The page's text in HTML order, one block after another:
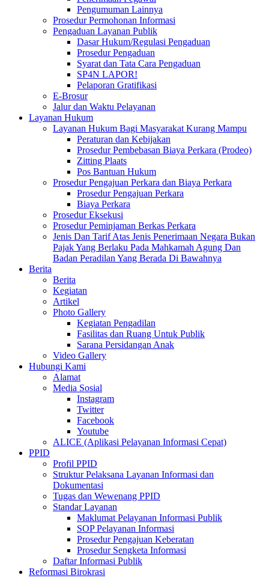
Pengumuman Lainnya
Prosedur Permohonan Informasi
Pengaduan Layanan Publik
Dasar Hukum/Regulasi Pengaduan
Prosedur Pengaduan
Syarat dan Tata Cara Pengaduan
SP4N LAPOR!
Pelaporan Gratifikasi
E-Brosur
Jalur dan Waktu Pelayanan
Layanan Hukum
Layanan Hukum Bagi Masyarakat Kurang Mampu
Peraturan dan Kebijakan
Prosedur Pembebasan Biaya Perkara (Prodeo)
Zitting Plaats
Pos Bantuan Hukum
Prosedur Pengajuan Perkara dan Biaya Perkara
Prosedur Pengajuan Perkara
Biaya Perkara
Prosedur Eksekusi
Prosedur Peminjaman Berkas Perkara
Jenis Dan Tarif Atas Jenis Penerimaan Negara Bukan
Pajak Yang Berlaku Pada Mahkamah Agung Dan
Badan Peradilan Yang Berada Di Bawahnya
Berita
Berita
Kegiatan
Artikel
Photo Gallery
Kegiatan Pengadilan
Fasilitas dan Ruang Untuk Publik
Sarana Persidangan Anak
Video Gallery
Hubungi Kami
Alamat
Media Sosial
Instagram
Twitter
Facebook
Youtube
ALICE (Aplikasi Pelayanan Informasi Cepat)
PPID
Profil PPID
Struktur Pelaksana Layanan Informasi dan
Dokumentasi
Tugas dan Wewenang PPID
Standar Layanan
Maklumat Pelayanan Informasi Publik
SOP Pelayanan Informasi
Prosedur Pengajuan Keberatan
Prosedur Sengketa Informasi
Daftar Informasi Publik
Reformasi Birokrasi